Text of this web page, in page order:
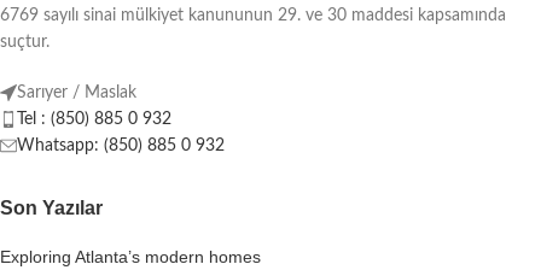
6769 sayılı sinai mülkiyet kanununun 29. ve 30 maddesi kapsamında
suçtur.
Sarıyer / Maslak
Tel : (850) 885 0 932
Whatsapp: (850) 885 0 932
Son Yazılar
Exploring Atlanta’s modern homes